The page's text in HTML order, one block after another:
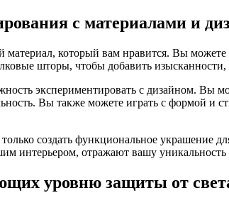
с материалами и
который вам нравится. Вы
шторы, чтобы добавить изысканности,
экспериментировать с дизайном. Вы
Вы также можете играть с формой и
создать функциональное украшение
интерьером, отражают вашу
уровню защиты от